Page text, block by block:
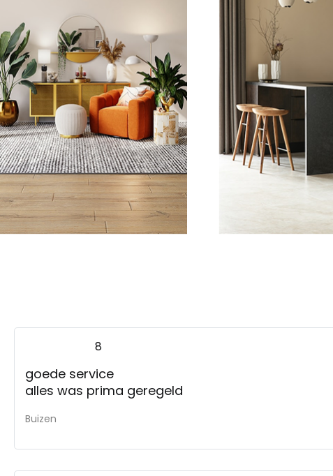
8
goede service
alles was prima geregeld
Buizen